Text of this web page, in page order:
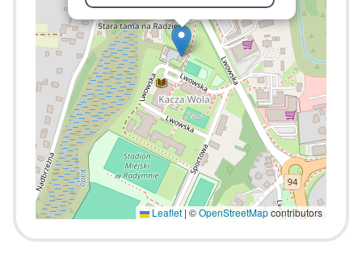
Leaflet | ©OpenStreetMapcontributors